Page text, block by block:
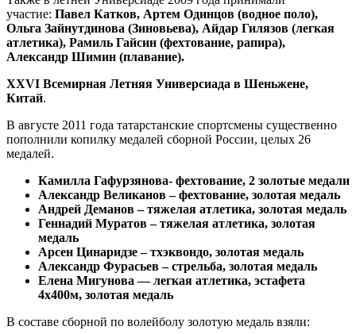
участие: Павел Катков, Артем Одинцов (водное поло),
Ольга Зайнутдинова (Зиновьева), Айдар Гилязов (легкая
атлетика), Рамиль Гайсин (фехтование, рапира),
Александр Шимин (плавание).
XXVI Всемирная Летняя Универсиада в Шеньжене,
Китай.
В августе 2011 года татарстанские спортсмены существенно
пополнили копилку медалей сборной России, целых 26
медалей.
Камилла Гафурзянова- фехтование, 2 золотые медали
Александр Великанов – фехтование, золотая медаль
Андрей Деманов – тяжелая атлетика, золотая медаль
Геннадий Муратов – тяжелая атлетика, золотая
медаль
Арсен Цинаридзе – тхэквондо, золотая медаль
Александр Фурасьев – стрельба, золотая медаль
Елена Мигунова — легкая атлетика, эстафета
4х400м, золотая медаль
В составе сборной по волейболу золотую медаль взяли: